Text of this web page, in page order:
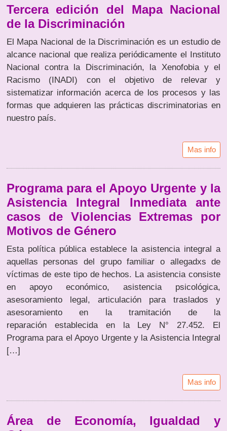
Tercera edición del Mapa Nacional
de la Discriminación
El Mapa Nacional de la Discriminación es un estudio de
alcance nacional que realiza periódicamente el Instituto
Nacional contra la Discriminación, la Xenofobia y el
Racismo (INADI) con el objetivo de relevar y
sistematizar información acerca de los procesos y las
formas que adquieren las prácticas discriminatorias en
nuestro país.
Mas info
Programa para el Apoyo Urgente y la
Asistencia Integral Inmediata ante
casos de Violencias Extremas por
Motivos de Género
Esta política pública establece la asistencia integral a
aquellas personas del grupo familiar o allegadxs de
víctimas de este tipo de hechos. La asistencia consiste
en apoyo económico, asistencia psicológica,
asesoramiento legal, articulación para traslados y
asesoramiento en la tramitación de la
reparación establecida en la Ley N° 27.452. El
Programa para el Apoyo Urgente y la Asistencia Integral
[…]
Mas info
Área de Economía, Igualdad y